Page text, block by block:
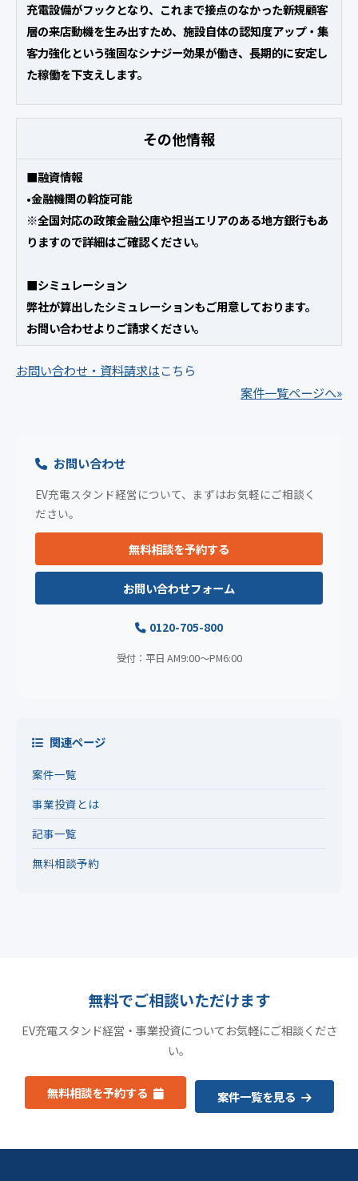
充電設備がフックとなり、これまで接点のなかった新規顧客
層の来店動機を生み出すため、施設自体の認知度アップ・集
客力強化という強固なシナジー効果が働き、長期的に安定し
た稼働を下支えします。
その他情報
■融資情報
•金融機関の斡旋可能
※全国対応の政策金融公庫や担当エリアのある地方銀行もあ
りますので詳細はご確認ください。
■シミュレーション
弊社が算出したシミュレーションもご用意しております。
お問い合わせよりご請求ください。
お問い合わせ・資料請求はこちら
案件一覧ページへ»
お問い合わせ
EV充電スタンド経営について、まずはお気軽にご相談く
ださい。
無料相談を予約する
お問い合わせフォーム
0120-705-800
受付：平日 AM9:00〜PM6:00
関連ページ
案件一覧
事業投資とは
記事一覧
無料相談予約
無料でご相談いただけます
EV充電スタンド経営・事業投資についてお気軽にご相談くださ
い。
無料相談を予約する 案件一覧を見る